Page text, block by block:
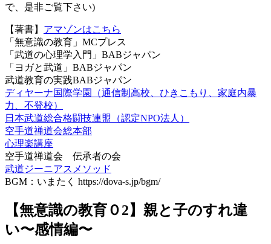
で、是非ご覧下さい)
【著書】 アマゾンはこちら
「無意識の教育」MCプレス
「武道の心理学入門」BABジャパン
「ヨガと武道」BABジャパン
武道教育の実践BABジャパン
ディヤーナ国際学園（通信制高校、ひきこもり、家庭内暴
力、不登校）
日本武道総合格闘技連盟（認定NPO法人）
空手道禅道会総本部
心理楽講座
空手道禅道会 伝承者の会
武道ジーニアスメソッド
BGM：いまたく https://dova-s.jp/bgm/
【無意識の教育０2】親と子のすれ違
い〜感情編〜